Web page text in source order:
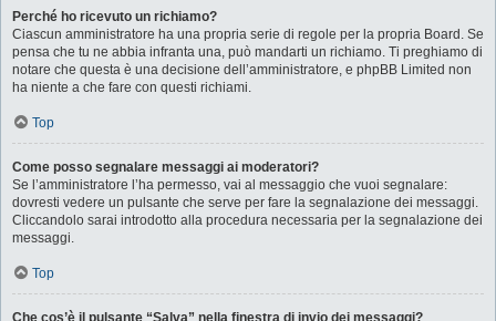
Perché ho ricevuto un richiamo?
Ciascun amministratore ha una propria serie di regole per la propria Board. Se
pensa che tu ne abbia infranta una, può mandarti un richiamo. Ti preghiamo di
notare che questa è una decisione dell’amministratore, e phpBB Limited non
ha niente a che fare con questi richiami.
Top
Come posso segnalare messaggi ai moderatori?
Se l’amministratore l’ha permesso, vai al messaggio che vuoi segnalare:
dovresti vedere un pulsante che serve per fare la segnalazione dei messaggi.
Cliccandolo sarai introdotto alla procedura necessaria per la segnalazione dei
messaggi.
Top
Che cos’è il pulsante “Salva” nella finestra di invio dei messaggi?